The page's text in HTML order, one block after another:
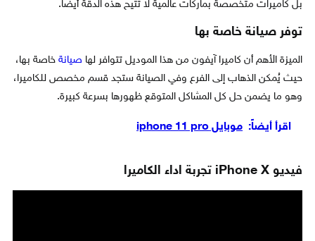
بل كاميرات متخصصة بماركات عالمية لا تتيح هذه الدقة أيضًا.
توفر صيانة خاصة بها
الميزة الأهم أن كاميرا آيفون من هذا الموديل تتوافر لها صيانةخاصة بها،
حيث يُمكن الذهاب إلى الفرع وفي الصيانة ستجد قسم مخصص للكاميرا،
وهو ما يضمن حل كل المشاكل المتوقع ظهورها بسرعة كبيرة.
اقرأ أيضاً: موبايل iphone 11 pro
فيديو iPhone X تجربة اداء الكاميرا